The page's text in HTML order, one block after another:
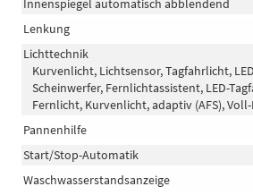
Innenspiegel automatisch abblendend
Lenkung
Lichttechnik
Kurvenlicht, Lichtsensor, Tagfahrlicht,
Scheinwerfer, Fernlichtassistent, LED-
Fernlicht, Kurvenlicht, adaptiv (AFS),
Pannenhilfe
Start/Stop-Automatik
Waschwasserstandsanzeige